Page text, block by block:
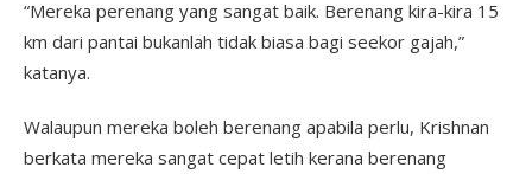
“Mereka perenang yang sangat baik. Berenang kira-kira 15
km dari pantai bukanlah tidak biasa bagi seekor gajah,”
katanya.
Walaupun mereka boleh berenang apabila perlu, Krishnan
berkata mereka sangat cepat letih kerana berenang